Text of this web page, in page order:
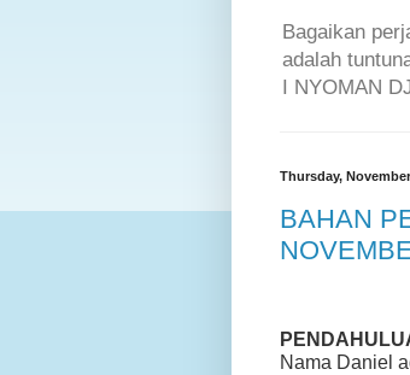
Bagaikan
adalah
I NYOMAN
Thursday,
BAHAN
Nama Daniel